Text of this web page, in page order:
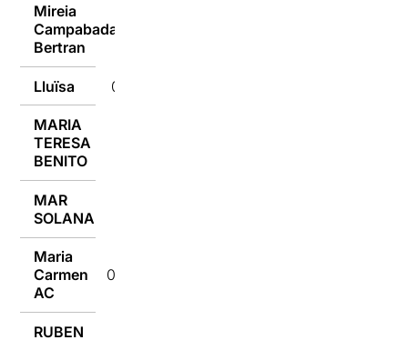
Mireia
Campabadal
Bertran
Lluïsa 09/01/2017
MARIA
TERESA
BENITO
MAR
SOLANA
Maria
Carmen
AC
09/01/2017
RUBEN